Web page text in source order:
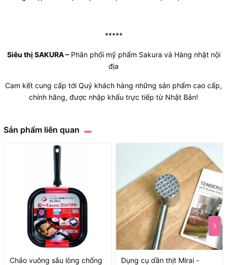
*****
Siêu thị SAKURA–Phân phối mỹ phẩm Sakura và Hàng nhật nội
địa
Cam kết cung cấp tới Quý khách hàng những sản phẩm cao cấp,
chính hãng, được nhập khẩu trực tiếp từ Nhật Bản!
Sản phẩm liên quan
Chảo vuông sâu lòng chống
Dụng cụ dần thịt Mirai -